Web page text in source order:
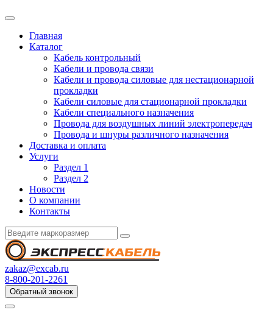
Главная
Каталог
Кабель контрольный
Кабели и провода связи
Кабели и провода силовые для нестационарной
прокладки
Кабели силовые для стационарной прокладки
Кабели специального назначения
Провода для воздушных линий электропередач
Провода и шнуры различного назначения
Доставка и оплата
Услуги
Раздел 1
Раздел 2
Новости
О компании
Контакты
zakaz@excab.ru
8-800-201-2261
Обратный звонок